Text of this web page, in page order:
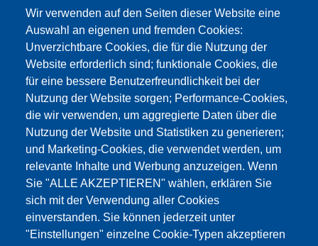
Wir verwenden auf den Seiten dieser Website eine
Auswahl an eigenen und fremden Cookies:
Unverzichtbare Cookies, die für die Nutzung der
Website erforderlich sind; funktionale Cookies, die
für eine bessere Benutzerfreundlichkeit bei der
Nutzung der Website sorgen; Performance-Cookies,
die wir verwenden, um aggregierte Daten über die
Nutzung der Website und Statistiken zu generieren;
und Marketing-Cookies, die verwendet werden, um
relevante Inhalte und Werbung anzuzeigen. Wenn
Sie "ALLE AKZEPTIEREN" wählen, erklären Sie
sich mit der Verwendung aller Cookies
einverstanden. Sie können jederzeit unter
"Einstellungen" einzelne Cookie-Typen akzeptieren
Dieser Inhalt ist blockiert, da die Google Maps
Cookies nicht akzeptiert wurden.
NUR DIE GOOGLE MAPS COOKIES
AKZEPTIEREN.
Alle Cookies akzeptieren